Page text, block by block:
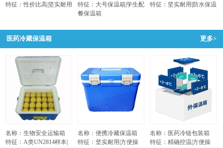
特征：性价比高|坚实耐用
特征：大号保温箱|学生配
餐保温箱
特征：坚实耐用|防水保温
医药冷藏保温箱 更多>
名称：生物安全运输箱
特征：A类UN2814样本|
名称：便携冷藏保温箱
特征：坚实耐用|方便操
名称：医药冷链包装箱
特征：精确控温|方便操